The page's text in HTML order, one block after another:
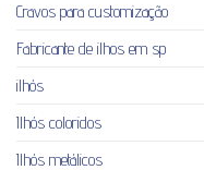
Cravos para customização
Fabricante de ilhos em sp
ilhós
Ilhós coloridos
Ilhós metálicos